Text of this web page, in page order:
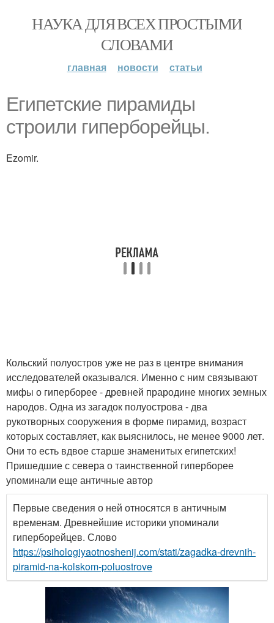
НАУКА ДЛЯ ВСЕХ ПРОСТЫМИ
СЛОВАМИ
главная новости статьи
Египетские пирамиды
строили гиперборейцы.
Ezomir.
Кольский полуостров уже не раз в центре внимания
исследователей оказывался. Именно с ним связывают
мифы о гиперборее - древней прародине многих земных
народов. Одна из загадок полуострова - два
рукотворных сооружения в форме пирамид, возраст
которых составляет, как выяснилось, не менее 9000 лет.
Они то есть вдвое старше знаменитых египетских!
Пришедшие с севера о таинственной гиперборее
упоминали еще античные автор
Первые сведения о ней относятся в античным
временам. Древнейшие историки упоминали
гиперборейцев. Слово
https://psihologiyaotnoshenij.com/stati/zagadka-drevnih-
piramid-na-kolskom-poluostrove